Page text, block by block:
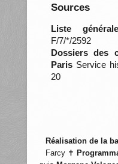
Sources
Liste
F/7/*/2592
Dossiers des
ParisService
20
Réalisation de la
Farcy ✝